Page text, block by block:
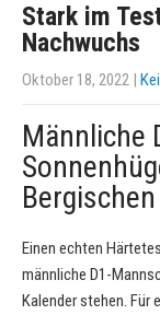
Stark im
Nachwuchs
Oktober 18, 2022 |
Männliche
Einen echten
männliche D1-
Kalender stehen. Für